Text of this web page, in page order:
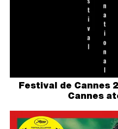
Festival de Cannes
Cannes